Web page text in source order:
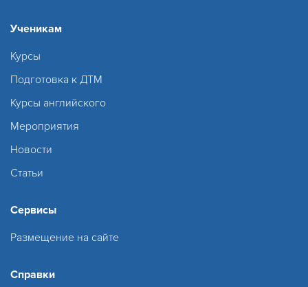
Ученикам
Курсы
Подготовка к ДТМ
Курсы английского
Мероприятия
Новости
Статьи
Сервисы
Размещение на сайте
Справки